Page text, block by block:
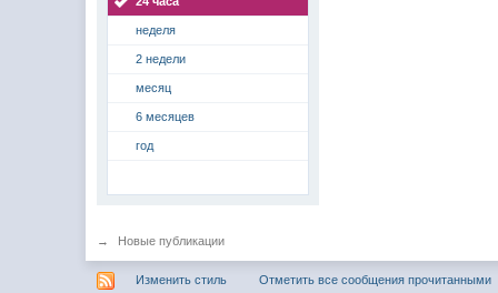
неделя
2 недели
месяц
6 месяцев
год
→ Новые публикации
Изменить стиль Отметить все сообщения прочитанными